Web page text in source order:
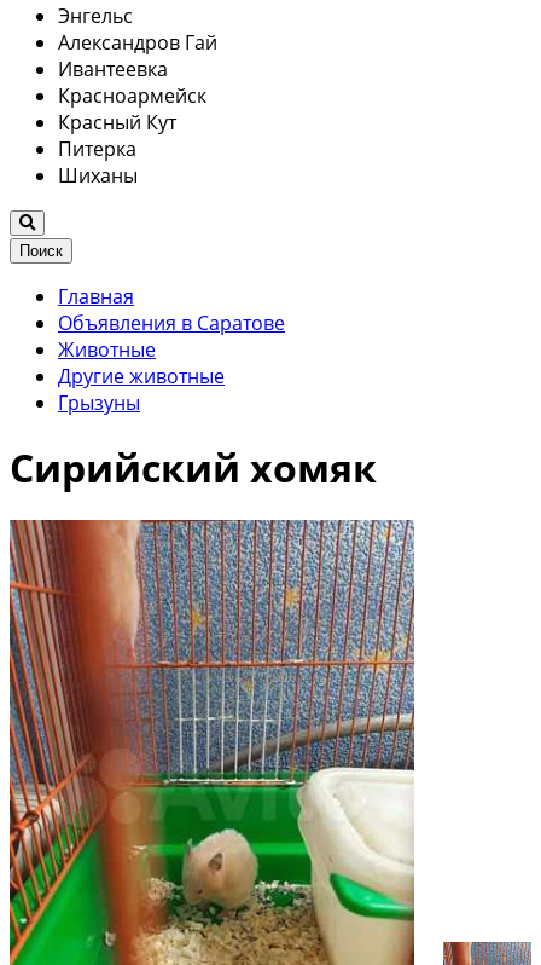
Энгельс
Александров Гай
Ивантеевка
Красноармейск
Красный Кут
Питерка
Шиханы
Поиск
Главная
Объявления в Саратове
Животные
Другие животные
Грызуны
Сирийский хомяк